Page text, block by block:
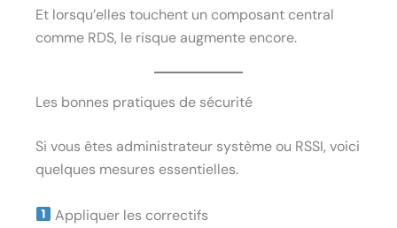
Et lorsqu’elles touchent un composant central
comme RDS, le risque augmente encore.
Les bonnes pratiques de sécurité
Si vous êtes administrateur système ou RSSI, voici
quelques mesures essentielles.
Appliquer les correctifs